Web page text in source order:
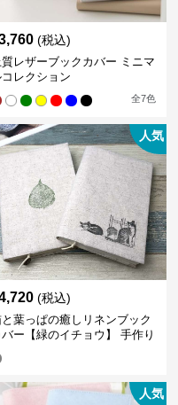
(税込)
レザーブックカバー ミニマ
コレクション
全7色
人気
(税込)
葉っぱの癒しリネンブック
バー【緑のイチョウ】 手作り
人気